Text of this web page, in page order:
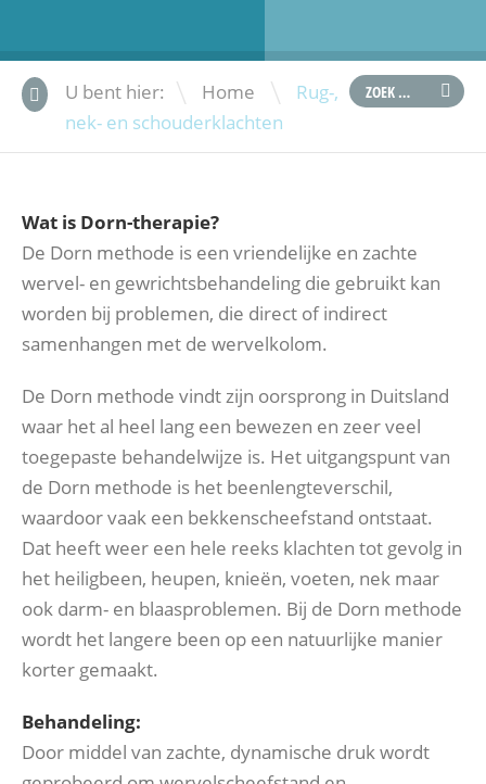
U bent hier: Home \
Rug-,
nek- en schouderklachten
Wat is Dorn-therapie?
De Dorn methode is een vriendelijke en zachte
wervel- en gewrichtsbehandeling die gebruikt kan
worden bij problemen, die direct of indirect
samenhangen met de wervelkolom.
De Dorn methode vindt zijn oorsprong in Duitsland
waar het al heel lang een bewezen en zeer veel
toegepaste behandelwijze is. Het uitgangspunt van
de Dorn methode is het beenlengteverschil,
waardoor vaak een bekkenscheefstand ontstaat.
Dat heeft weer een hele reeks klachten tot gevolg in
het heiligbeen, heupen, knieën, voeten, nek maar
ook darm- en blaasproblemen. Bij de Dorn methode
wordt het langere been op een natuurlijke manier
korter gemaakt.
Behandeling:
Door middel van zachte, dynamische druk wordt